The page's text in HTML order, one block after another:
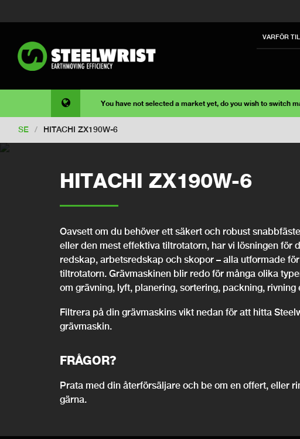
VARFÖR
You have not selected a market yet, do you wish to switch
SE / HITACHI ZX190W-6
HITACHI ZX190W-6
Oavsett om du behöver ett säkert och robust
eller den mest effektiva tiltrotatorn, har vi lösningen för
redskap, arbetsredskap och skopor – alla utformade
tiltrotatorn. Grävmaskinen blir redo för många olika
om grävning, lyft, planering, sortering, packning, rivning
Filtrera på din grävmaskins vikt nedan för att hitta
grävmaskin.
FRÅGOR?
Prata med din återförsäljare och be om en offert, eller
gärna.